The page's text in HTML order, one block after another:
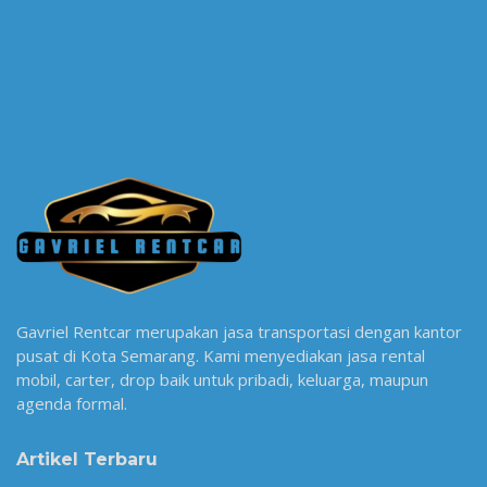
Gavriel Rentcar merupakan jasa transportasi dengan kantor
pusat di Kota Semarang. Kami menyediakan jasa rental
mobil, carter, drop baik untuk pribadi, keluarga, maupun
agenda formal.
Artikel Terbaru